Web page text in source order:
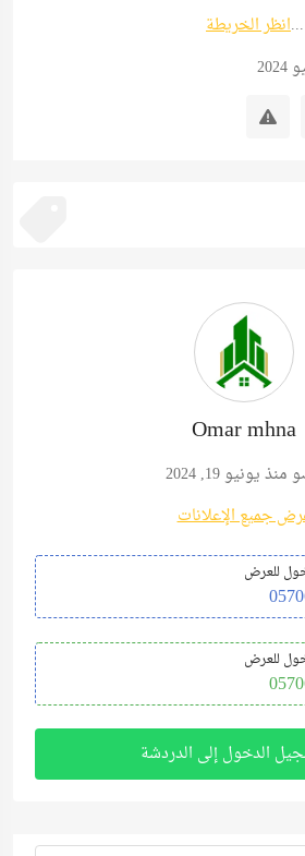
انظر الخريطة
Omar mhna
يونيو 19, 2024
جميع الإعلانات
للعرض
للعرض
الدخول إلى الدردشة